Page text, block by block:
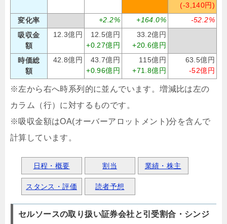
(-3,140円)
変化率
+2.2% +164.0%
-52.2%
吸収金
額
12.3億円
12.5億円
+0.27億円
33.2億円
+20.6億円
時価総
額
42.8億円
43.7億円
+0.96億円
115億円
+71.8億円
63.5億円
-52億円
※左から右へ時系列的に並んでいます。増減比は左の
カラム（行）に対するものです。
※吸収金額はOA(オーバーアロットメント)分を含んで
計算しています。
日程・概要 割当 業績・株主
スタンス・評価 読者予想
セルソースの取り扱い証券会社と引受割合・シンジ